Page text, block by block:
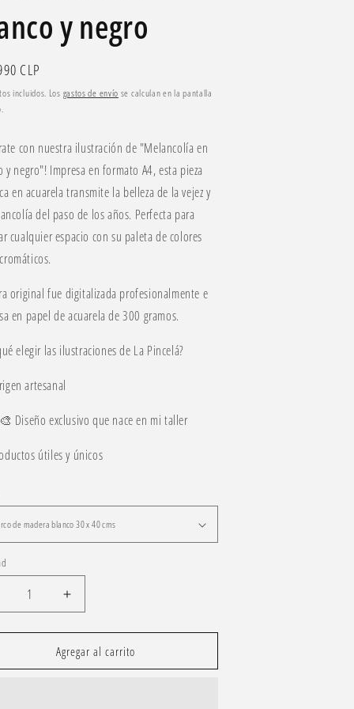
y negro
CLP
incluidos. Los gastos de envío se calculan en la pantalla
con nuestra ilustración de "Melancolía en
y negro"! Impresa en formato A4, esta pieza
en acuarela transmite la belleza de la vejez y
del paso de los años. Perfecta para
cualquier espacio con su paleta de colores
original fue digitalizada profesionalmente e
en papel de acuarela de 300 gramos.
elegir las ilustraciones de La Pincelá?
artesanal
Diseño exclusivo que nace en mi taller
útiles y únicos
Aumentar
cantidad
para
Melancolía
en
Agregar al carrito